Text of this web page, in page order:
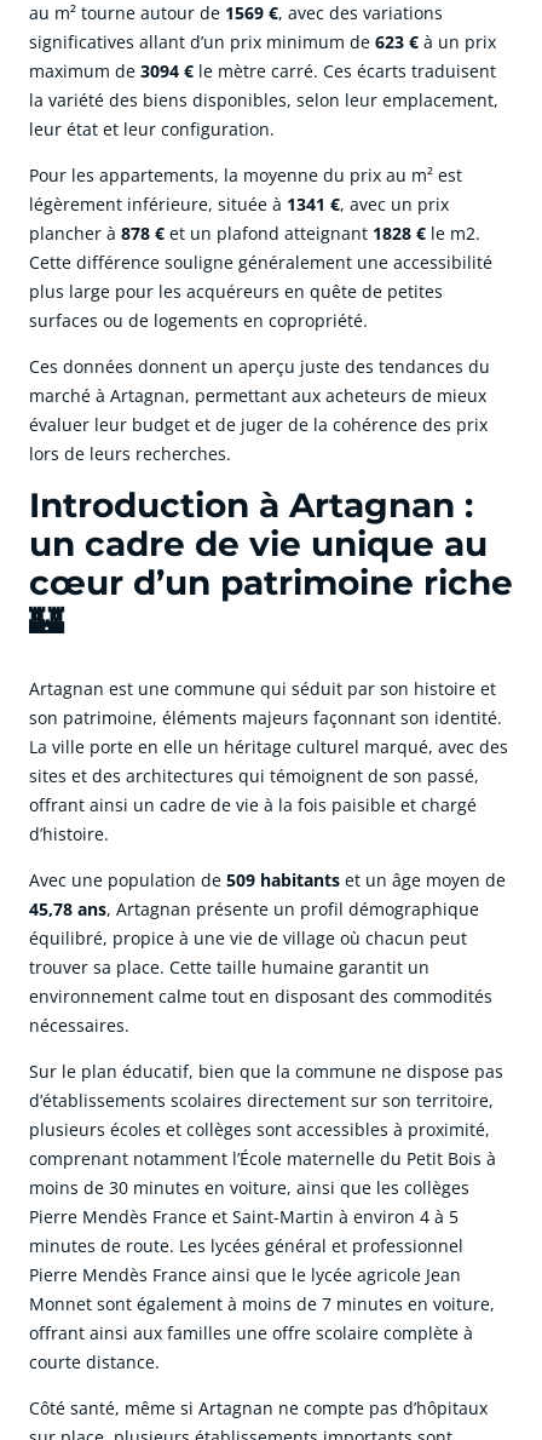
au m² tourne autour de 1569 €, avec des variations
significatives allant d’un prix minimum de 623 € à un prix
maximum de 3094 € le mètre carré. Ces écarts traduisent
la variété des biens disponibles, selon leur emplacement,
leur état et leur configuration.
Pour les appartements, la moyenne du prix au m² est
légèrement inférieure, située à 1341 €, avec un prix
plancher à 878 € et un plafond atteignant 1828 € le m2.
Cette différence souligne généralement une accessibilité
plus large pour les acquéreurs en quête de petites
surfaces ou de logements en copropriété.
Ces données donnent un aperçu juste des tendances du
marché à Artagnan, permettant aux acheteurs de mieux
évaluer leur budget et de juger de la cohérence des prix
lors de leurs recherches.
Introduction à Artagnan :
un cadre de vie unique au
cœur d’un patrimoine riche
🏰
Artagnan est une commune qui séduit par son histoire et
son patrimoine, éléments majeurs façonnant son identité.
La ville porte en elle un héritage culturel marqué, avec des
sites et des architectures qui témoignent de son passé,
offrant ainsi un cadre de vie à la fois paisible et chargé
d’histoire.
Avec une population de 509 habitants et un âge moyen de
45,78 ans, Artagnan présente un profil démographique
équilibré, propice à une vie de village où chacun peut
trouver sa place. Cette taille humaine garantit un
environnement calme tout en disposant des commodités
nécessaires.
Sur le plan éducatif, bien que la commune ne dispose pas
d’établissements scolaires directement sur son territoire,
plusieurs écoles et collèges sont accessibles à proximité,
comprenant notamment l’École maternelle du Petit Bois à
moins de 30 minutes en voiture, ainsi que les collèges
Pierre Mendès France et Saint-Martin à environ 4 à 5
minutes de route. Les lycées général et professionnel
Pierre Mendès France ainsi que le lycée agricole Jean
Monnet sont également à moins de 7 minutes en voiture,
offrant ainsi aux familles une offre scolaire complète à
courte distance.
Côté santé, même si Artagnan ne compte pas d’hôpitaux